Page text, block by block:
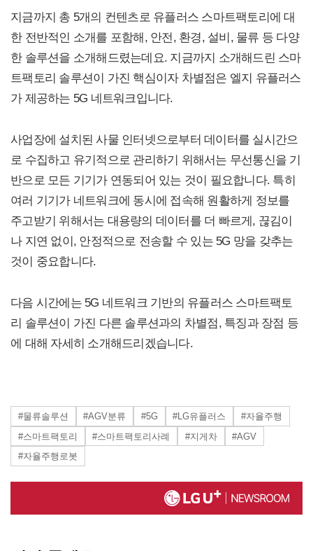
지금까지 총 5개의 컨텐츠로 유플러스 스마트팩토리에 대
한 전반적인 소개를 포함해, 안전, 환경, 설비, 물류 등 다양
한 솔루션을 소개해드렸는데요. 지금까지 소개해드린 스마
트팩토리 솔루션이 가진 핵심이자 차별점은 엘지 유플러스
가 제공하는 5G 네트워크입니다.
사업장에 설치된 사물 인터넷으로부터 데이터를 실시간으
로 수집하고 유기적으로 관리하기 위해서는 무선통신을 기
반으로 모든 기기가 연동되어 있는 것이 필요합니다. 특히
여러 기기가 네트워크에 동시에 접속해 원활하게 정보를
주고받기 위해서는 대용량의 데이터를 더 빠르게, 끊김이
나 지연 없이, 안정적으로 전송할 수 있는 5G 망을 갖추는
것이 중요합니다.
다음 시간에는 5G 네트워크 기반의 유플러스 스마트팩토
리 솔루션이 가진 다른 솔루션과의 차별점, 특징과 장점 등
에 대해 자세히 소개해드리겠습니다.
#물류솔루션 #AGV분류 #5G #LG유플러스
#자율주행
#스마트팩토리
#스마트팩토리사례 #지게차
#AGV
#자율주행로봇